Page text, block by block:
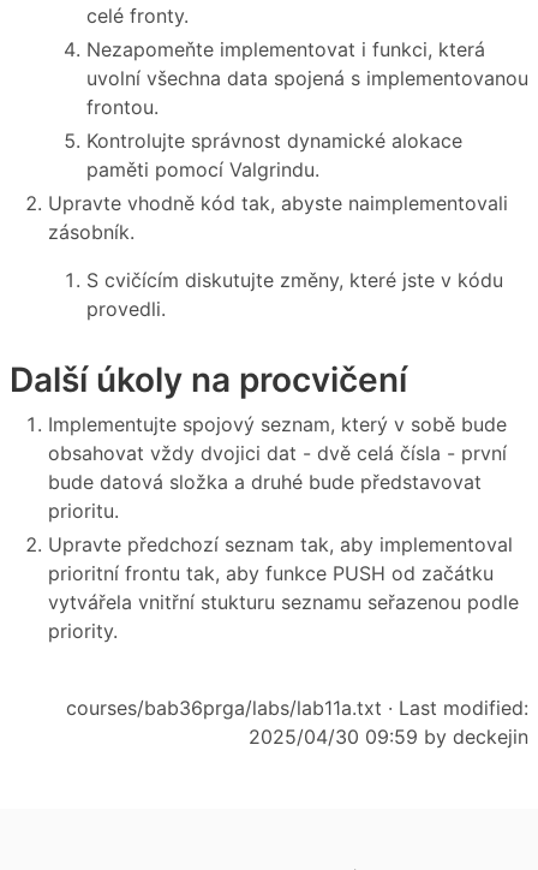
celé fronty.
Nezapomeňte implementovat i funkci, která
uvolní všechna data spojená s implementovanou
frontou.
Kontrolujte správnost dynamické alokace
paměti pomocí Valgrindu.
Upravte vhodně kód tak, abyste naimplementovali
zásobník.
S cvičícím diskutujte změny, které jste v kódu
provedli.
Další úkoly na procvičení
Implementujte spojový seznam, který v sobě bude
obsahovat vždy dvojici dat - dvě celá čísla - první
bude datová složka a druhé bude představovat
prioritu.
Upravte předchozí seznam tak, aby implementoval
prioritní frontu tak, aby funkce PUSH od začátku
vytvářela vnitřní stukturu seznamu seřazenou podle
priority.
courses/bab36prga/labs/lab11a.txt · Last modified:
2025/04/30 09:59 by deckejin